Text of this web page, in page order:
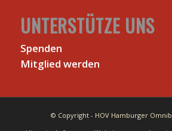
UNTERSTÜTZE UNS
Spenden
Mitglied werden
© Copyright - HOV Hamburger